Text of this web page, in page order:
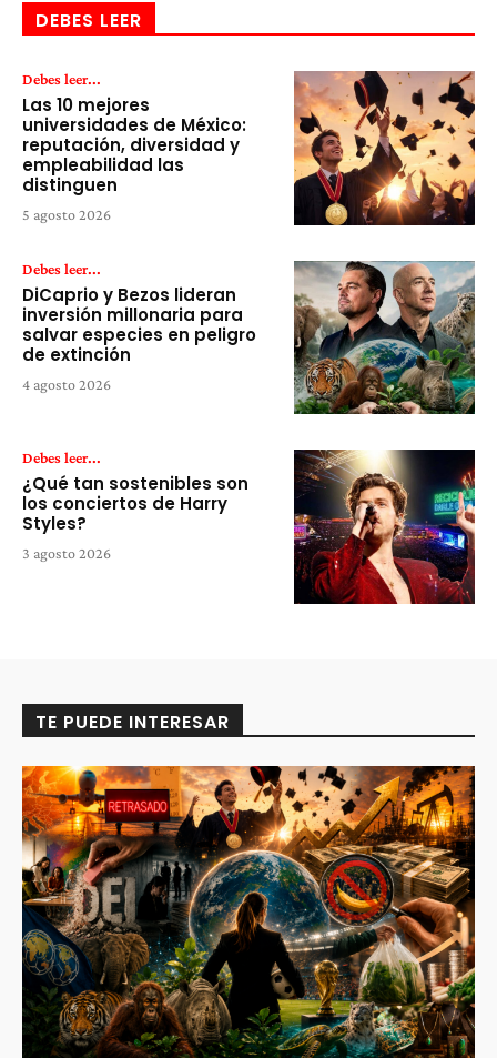
DEBES LEER
Debes leer...
Las 10 mejores
universidades de México:
reputación, diversidad y
empleabilidad las
distinguen
5 agosto 2026
Debes leer...
DiCaprio y Bezos lideran
inversión millonaria para
salvar especies en peligro
de extinción
4 agosto 2026
Debes leer...
¿Qué tan sostenibles son
los conciertos de Harry
Styles?
3 agosto 2026
TE PUEDE INTERESAR